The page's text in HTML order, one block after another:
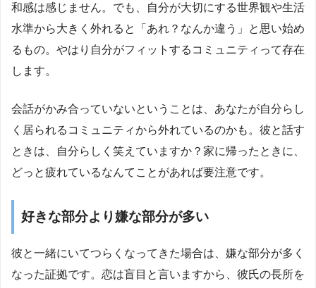
和感は感じません。でも、自分が大切にする世界観や生活
水準から大きく外れると「あれ？なんか違う」と思い始め
るもの。やはり自分がフィットするコミュニティって存在
します。
会話がかみ合っていないということは、あなたが自分らし
く居られるコミュニティから外れているのかも。彼と話す
ときは、自分らしく笑えていますか？家に帰ったときに、
どっと疲れているなんてことがあれば要注意です。
好きな部分より嫌な部分が多い
彼と一緒にいてつらくなってきた場合は、嫌な部分が多く
なった証拠です。恋は盲目と言いますから、彼氏の長所を